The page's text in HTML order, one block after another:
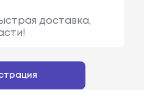
доставка,